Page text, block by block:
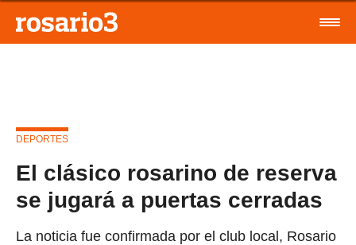
DEPORTES
El clásico rosarino de reserva
se jugará a puertas cerradas
La noticia fue confirmada por el club local, Rosario